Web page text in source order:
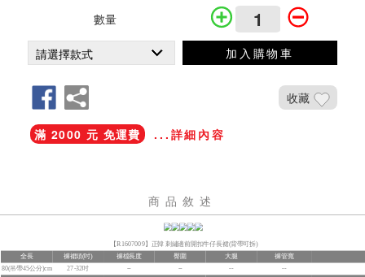
數量
加入購物車
收藏
滿 2000 元 免運費 ...詳細內容
商品敘述